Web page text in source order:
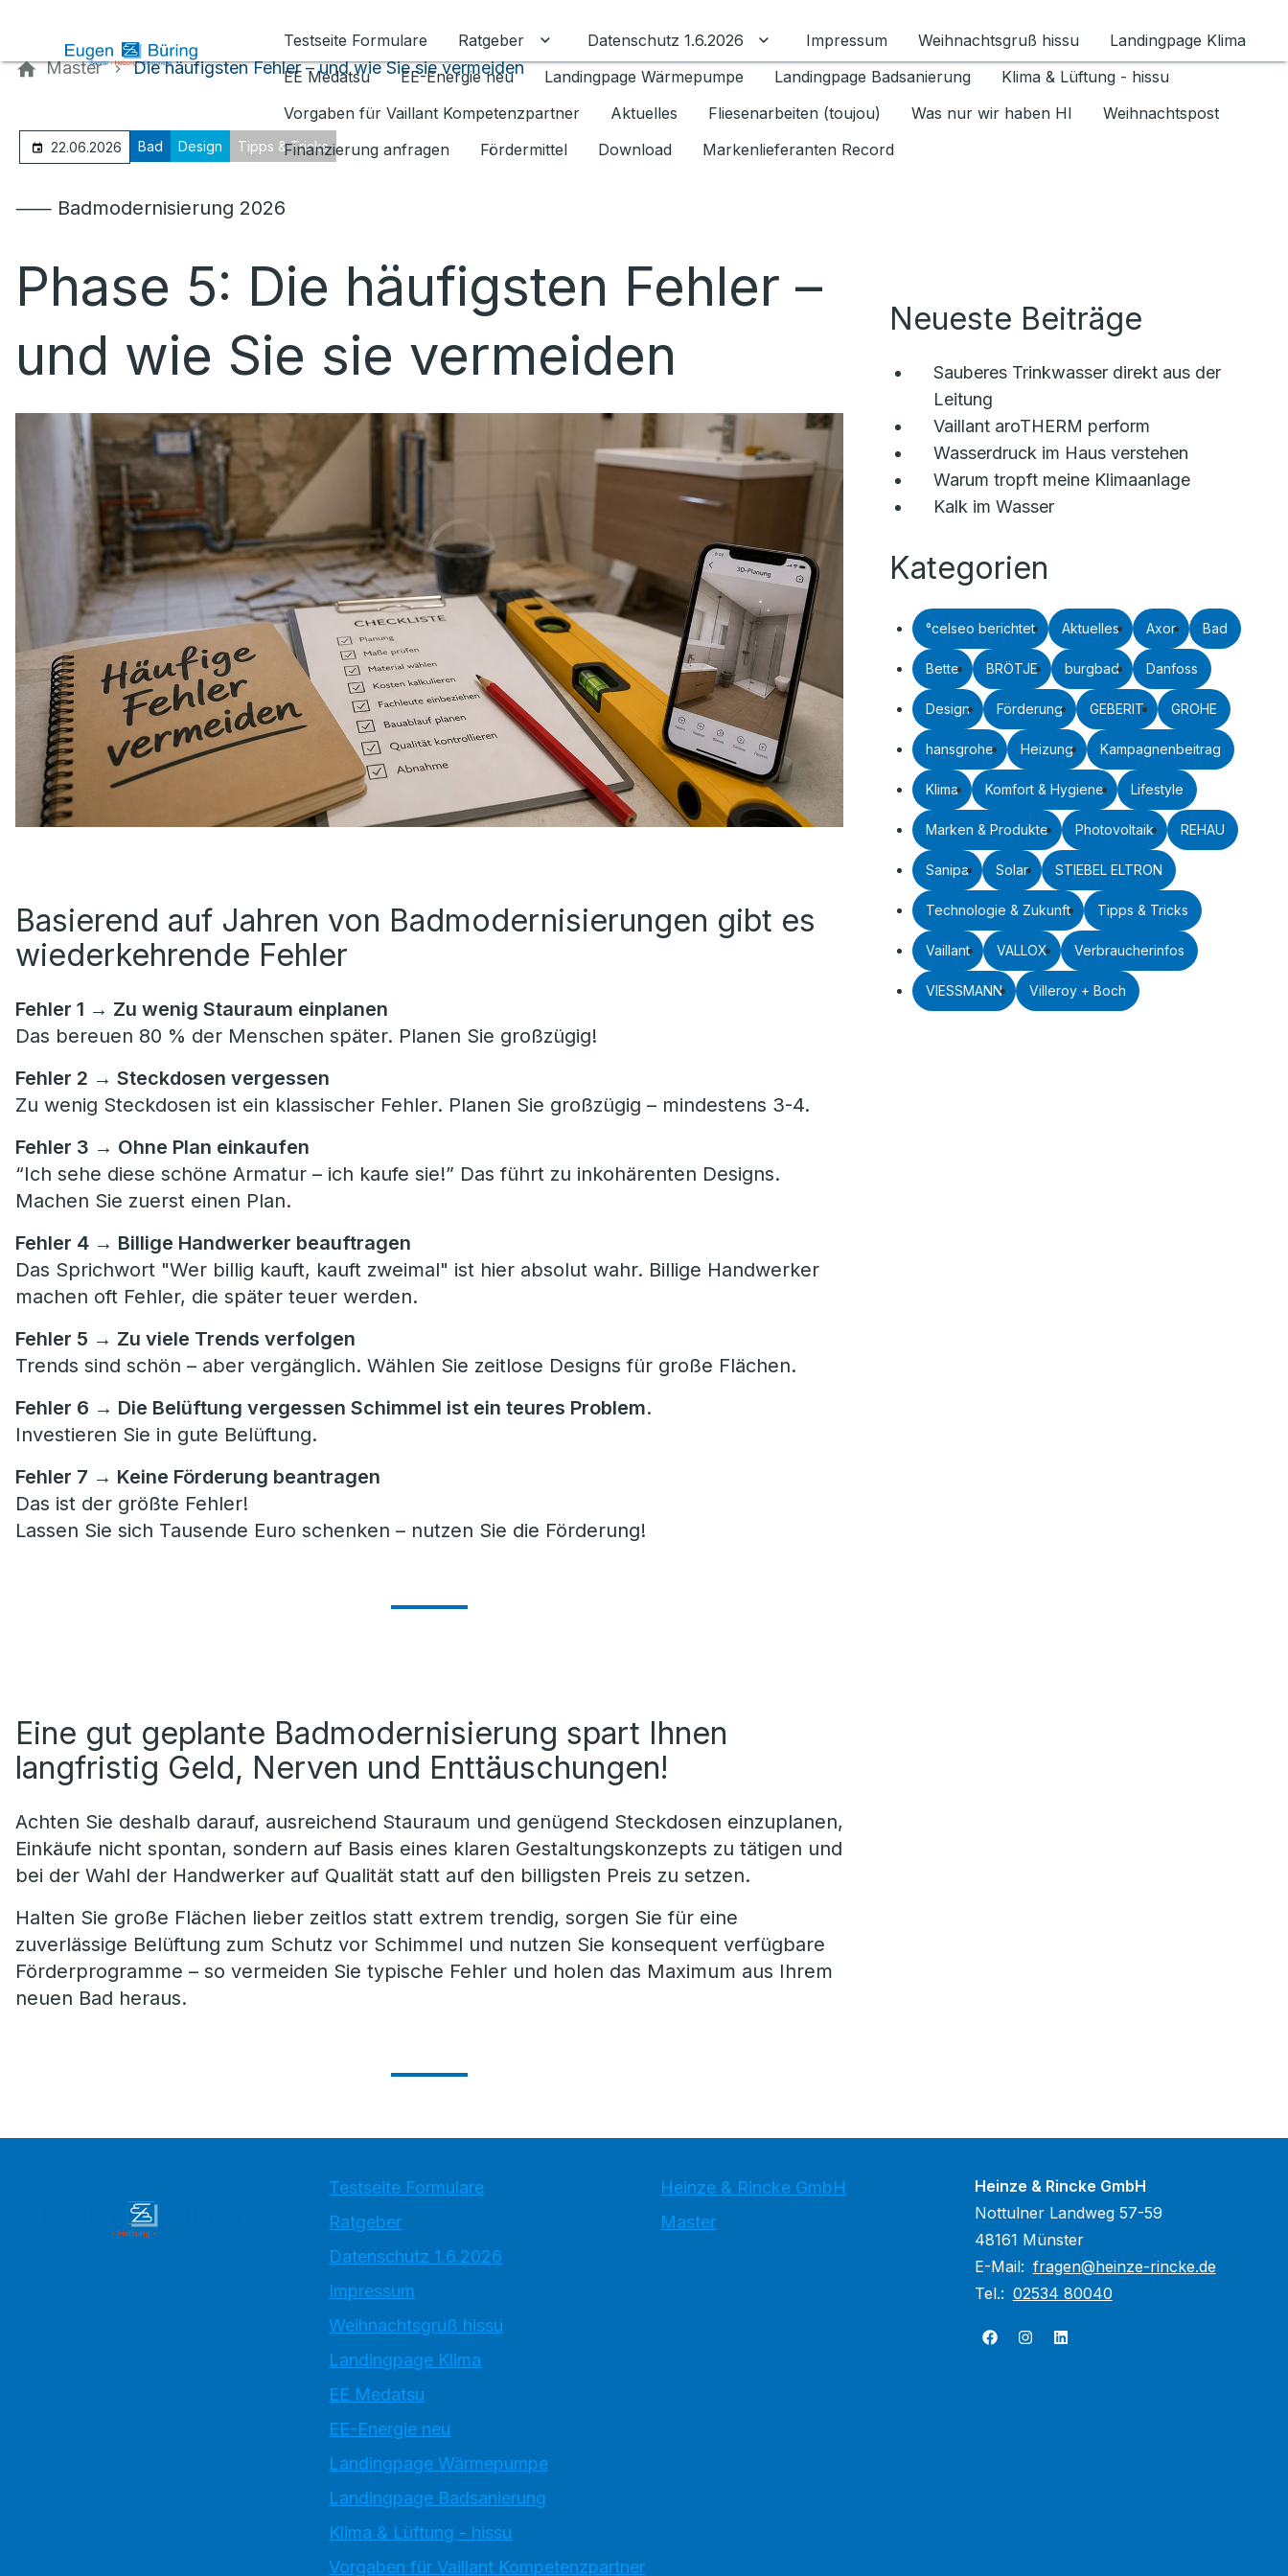
Testseite Formulare
Ratgeber Untermenü für Ratgeber umschalten
Datenschutz 1.6.2026 Untermenü für Datenschutz 1.6.2026 umschalten
Impressum Weihnachtsgruß hissu
Landingpage Klima
EE Medatsu
EE-Energie neu Landingpage Wärmepumpe Landingpage Badsanierung
Klima & Lüftung - hissu
Vorgaben für Vaillant Kompetenzpartner
Aktuelles Fliesenarbeiten (toujou) Was nur wir haben HI
Weihnachtspost
Finanzierung anfragen
Fördermittel Download Markenlieferanten Record
Master Die häufigsten Fehler – und wie Sie sie vermeiden
22.06.2026 Bad Design Tipps & Tricks
⸺ Badmodernisierung 2026
Phase 5: Die häufigsten Fehler –
und wie Sie sie vermeiden
Basierend auf Jahren von Badmodernisierungen gibt es
wiederkehrende Fehler
Fehler 1 → Zu wenig Stauraum einplanen
Das bereuen 80 % der Menschen später. Planen Sie großzügig!
Fehler 2 → Steckdosen vergessen
Zu wenig Steckdosen ist ein klassischer Fehler. Planen Sie großzügig – mindestens 3-4.
Fehler 3 → Ohne Plan einkaufen
“Ich sehe diese schöne Armatur – ich kaufe sie!” Das führt zu inkohärenten Designs.
Machen Sie zuerst einen Plan.
Fehler 4 → Billige Handwerker beauftragen
Das Sprichwort "Wer billig kauft, kauft zweimal" ist hier absolut wahr. Billige Handwerker
machen oft Fehler, die später teuer werden.
Fehler 5 → Zu viele Trends verfolgen
Trends sind schön – aber vergänglich. Wählen Sie zeitlose Designs für große Flächen.
Fehler 6 → Die Belüftung vergessen Schimmel ist ein teures Problem.
Investieren Sie in gute Belüftung.
Fehler 7 → Keine Förderung beantragen
Das ist der größte Fehler!
Lassen Sie sich Tausende Euro schenken – nutzen Sie die Förderung!
Eine gut geplante Badmodernisierung spart Ihnen
langfristig Geld, Nerven und Enttäuschungen!
Achten Sie deshalb darauf, ausreichend Stauraum und genügend Steckdosen einzuplanen,
Einkäufe nicht spontan, sondern auf Basis eines klaren Gestaltungskonzepts zu tätigen und
bei der Wahl der Handwerker auf Qualität statt auf den billigsten Preis zu setzen.
Halten Sie große Flächen lieber zeitlos statt extrem trendig, sorgen Sie für eine
zuverlässige Belüftung zum Schutz vor Schimmel und nutzen Sie konsequent verfügbare
Förderprogramme – so vermeiden Sie typische Fehler und holen das Maximum aus Ihrem
neuen Bad heraus.
Neueste Beiträge
Sauberes Trinkwasser direkt aus der
Leitung
Vaillant aroTHERM perform
Wasserdruck im Haus verstehen
Warum tropft meine Klimaanlage
Kalk im Wasser
Kategorien
°celseo berichtet Aktuelles Axor Bad
Bette BRÖTJE burgbad Danfoss
Design Förderung GEBERIT GROHE
hansgrohe Heizung Kampagnenbeitrag
Klima Komfort & Hygiene Lifestyle
Marken & Produkte Photovoltaik REHAU
Sanipa Solar STIEBEL ELTRON
Technologie & Zukunft Tipps & Tricks
Vaillant VALLOX Verbraucherinfos
VIESSMANN Villeroy + Boch
Testseite Formulare
Ratgeber
Datenschutz 1.6.2026
Impressum
Weihnachtsgruß hissu
Landingpage Klima
EE Medatsu
EE-Energie neu
Landingpage Wärmepumpe
Landingpage Badsanierung
Klima & Lüftung - hissu
Vorgaben für Vaillant Kompetenzpartner
Heinze & Rincke GmbH
Master
Heinze & Rincke GmbH
Nottulner Landweg 57-59
48161 Münster
E-Mail: fragen@heinze-rincke.de
Tel.: 02534 80040